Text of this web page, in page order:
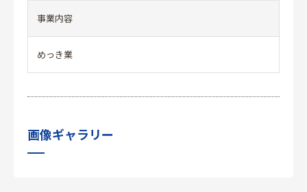
事業内容
めっき業
画像ギャラリー